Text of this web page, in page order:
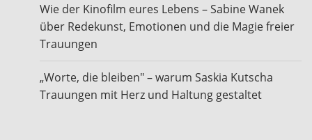
Wie der Kinofilm eures Lebens – Sabine Wanek
über Redekunst, Emotionen und die Magie freier
Trauungen
„Worte, die bleiben" – warum Saskia Kutscha
Trauungen mit Herz und Haltung gestaltet